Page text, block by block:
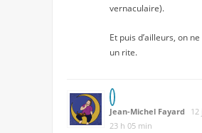
vernaculaire).
Et puis d’ailleurs, on
un rite.
Jean-Michel Fayard
12
23 h 05 min